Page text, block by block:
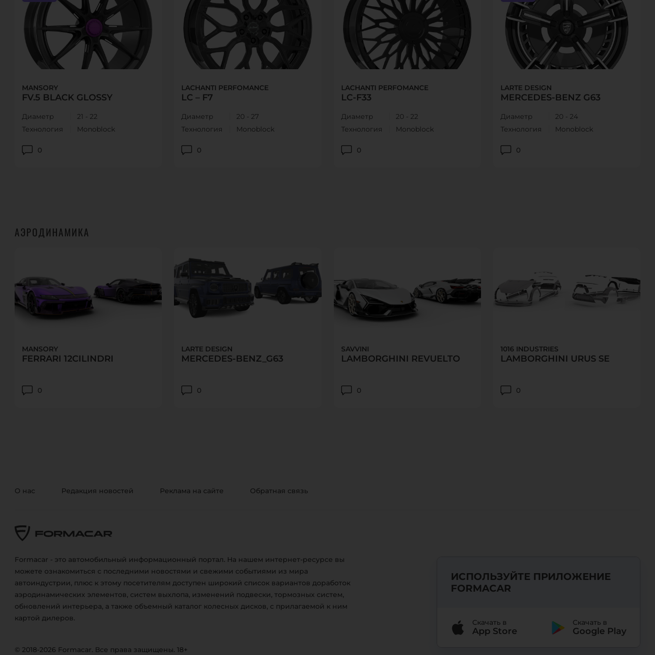
MANSORY
FV.5 BLACK GLOSSY
Диаметр
21 - 22
Технология
Monoblock
0
LACHANTI PERFOMANCE
LC – F7
Диаметр
20 - 27
Технология
Monoblock
0
LACHANTI PERFOMANCE
LC-F33
Диаметр
20 - 22
Технология
Monoblock
0
LARTE DESIGN
MERCEDES-BENZ G63
Диаметр
20 - 24
Технология
Monoblock
0
АЭРОДИНАМИКА
MANSORY
FERRARI 12CILINDRI
0
LARTE DESIGN
MERCEDES-BENZ_G63
0
SAVVINI
LAMBORGHINI REVUELTO
0
1016 INDUSTRIES
LAMBORGHINI URUS SE
0
О нас Редакция новостей Реклама на сайте Обратная связь
Formacar - это автомобильный информационный портал. На нашем интернет-ресурсе вы
можете ознакомиться с последними новостями и свежими событиями из мира
автоиндустрии, плюс к этому посетителям доступен широкий список вариантов доработок
аэродинамических элементов, систем выхлопа, изменений подвески, тормозных систем,
обновлений интерьера, а также объемный каталог колесных дисков, с прилагаемой к ним
картой дилеров.
© 2018-2026 Formacar. Все права защищены. 18+
ИСПОЛЬЗУЙТЕ ПРИЛОЖЕНИЕ
FORMACAR
Скачать в
App Store
Скачать в
Google Play